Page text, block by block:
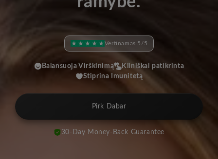
Vertinamas 5/5
Balansuoja Virškinimą
Kliniškai patikrinta
Stiprina Imunitetą
Pirk Dabar
30-Day Money-Back Guarantee